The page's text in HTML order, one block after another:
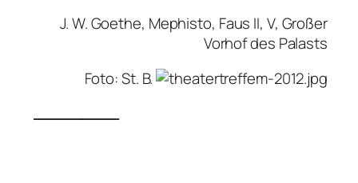
J. W. Goethe, Mephisto, Faus II, V, Großer
Vorhof des Palasts
Foto: St. B.
_________